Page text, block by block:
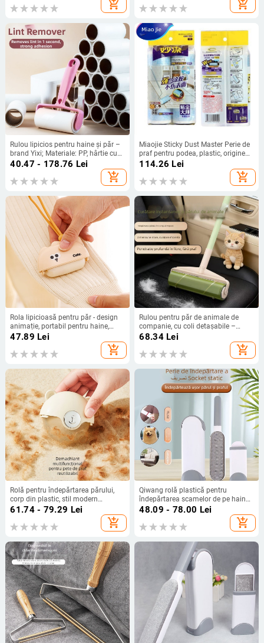
Rulouri lipicioase pentru
add_shopping_cart
modern
add_shopping_cart
Rulou lipicios pentru haine și păr –
brand Yixi; Materiale: PP, hârtie cu
acoperire din silicon și adeziv topit
la cald; Origine: Ningbo, Zhejiang;
Stil: modern minimalist; Categoria:
40.47 - 178.76 Lei
add_shopping_cart
Miaojie Sticky Dust Master Perie de
praf pentru podea, plastic, origine
Jiangsu, Vară 2013, Lipicios pentru
114.26 Lei
add_shopping_cart
Rola lipicioasă pentru păr - design
animație, portabil pentru haine,
curățare puternică
47.89 Lei
add_shopping_cart
Rulou pentru păr de animale de
companie, cu coli detașabile –
pentru canapea și haine; corp din
plastic; stil modern minimalist;
lansat în iarna anului 2017.
68.34Lei
add_shopping_cart
Rolă pentru îndepărtarea părului,
corp din plastic, stil modern
minimalist, lansat în 2024
61.74 - 79.29 Lei
add_shopping_cart
Qiwang rolă plastică pentru
îndepărtarea scamelor de pe haine
— design modern minimalist,
48.09 - 78.00 Lei
add_shopping_cart